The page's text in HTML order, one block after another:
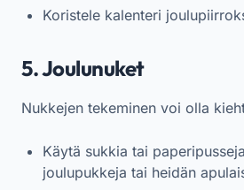
Koristele kalenteri
5. Joulunuket
Nukkejen tekeminen voi olla
Käytä sukkia tai
joulupukkeja tai heidän